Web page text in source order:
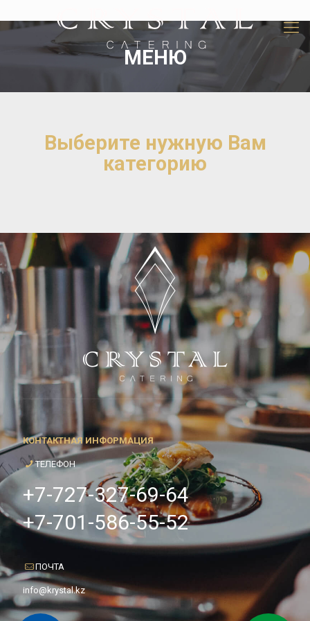
МЕНЮ
Выберите нужную Вам
категорию
КОНТАКТНАЯ ИНФОРМАЦИЯ
ТЕЛЕФОН
+7-727-327-69-64
+7-701-586-55-52
ПОЧТА
info@krystal.kz